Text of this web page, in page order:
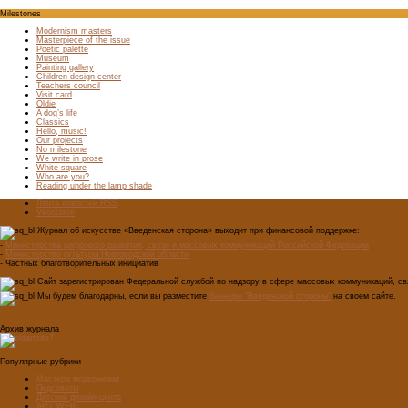
Milestones
Modernism masters
Masterpiece of the issue
Poetic palette
Museum
Painting gallery
Children design center
Teachers council
Visit card
Oldie
A dog’s life
Classics
Hello, music!
Our projects
No milestone
We write in prose
White square
Who are you?
Reading under the lamp shade
Лента новостей RSS
Vkontakte
Журнал об искусстве «Введенская сторона» выходит при финансовой поддержке:
- Министерства цифрового развития, связи и массовых коммуникаций Российской Федерации
- Министерство культуры Новгородской области
- Частных благотворительных инициатив
Сайт зарегистрирован Федеральной службой по надзору в сфере массовых коммуникаций,
Мы будем благодарны, если вы разместите баннеры "Введенской стороны" на своем сайте.
Архив журнала
Популярные рубрики
Мастера модернизма
Педсоветы
Детский дизайн-центр